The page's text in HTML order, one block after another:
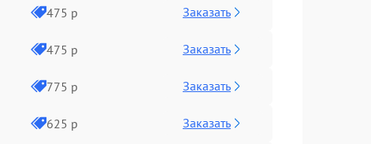
475 р Заказать
475 р Заказать
775 р Заказать
625 р Заказать